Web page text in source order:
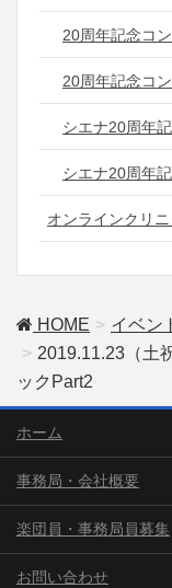
20周年記念コ
20周年記念コ
シエナ20周年
シエナ20周年
オンラインクリニ
HOME イベン
2019.11.23（土
ックPart2
ホーム
事務局・会社概要
楽団員・事務局員募集
お問い合わせ